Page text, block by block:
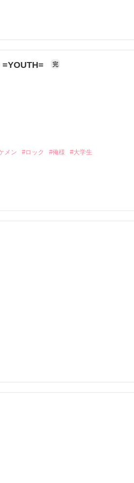
完
メン #ロック #俺様 #大学生
ジシャンとしての道を選び、大事な仲間
能力に翻弄されながらも、恋と友情を大
い。